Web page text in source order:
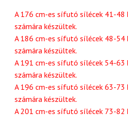
A 176 cm-es sífutó sílécek 41-48
számára készültek.
A 186 cm-es sífutó sílécek 48-54
számára készültek.
A 191 cm-es sífutó sílécek 54-63
számára készültek.
A 196 cm-es sífutó sílécek 63-73
számára készültek.
A 201 cm-es sífutó sílécek 73-82